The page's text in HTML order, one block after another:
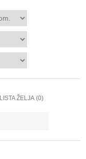
LISTA ŽELJA (0)